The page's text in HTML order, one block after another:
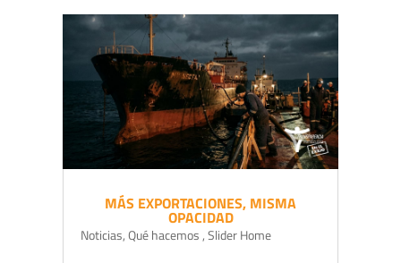
MÁS EXPORTACIONES, MISMA
OPACIDAD
Noticias,Qué hacemos ,Slider Home